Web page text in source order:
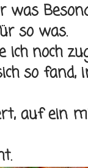
so was.
ich noch
so fand,
auf ein